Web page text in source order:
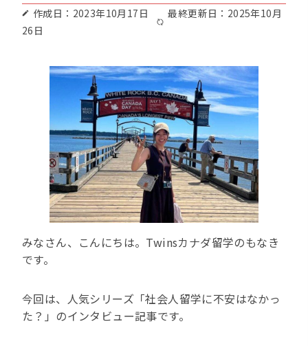
作成日：2023年10月17日
最終更新日：2025年10月
26日
みなさん、こんにちは。Twinsカナダ留学のもなき
です。
今回は、人気シリーズ「社会人留学に不安はなかっ
た？」のインタビュー記事です。